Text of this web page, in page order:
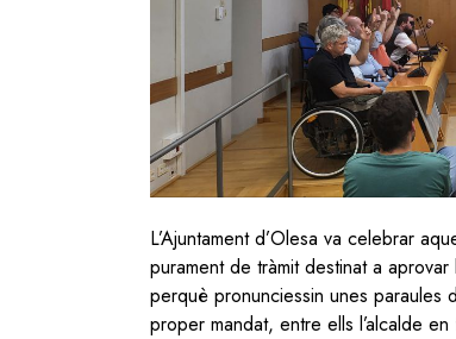
L’Ajuntament d’Olesa va celebrar
purament de tràmit destinat a
perquè pronunciessin unes paraules
proper mandat, entre ells l’alcalde